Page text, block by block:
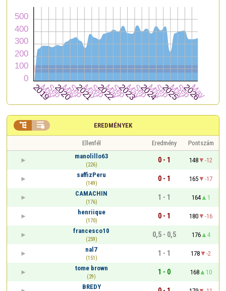
EREDMÉNYEK
 
Ellenfél Eredmény
Pontszám
manolillo63
(226)
0 - 1 148
-12
saffizPeru
(149)
0 - 1 165
-17
CAMACHIN
(176)
1 - 1 164
1
henriique
(170)
0 - 1 180
-16
francesco10
(259)
0,5 - 0,5 176
4
nal7
(151)
1 - 1 178
-2
tome brown
(29)
1 - 0 168
10
BREDY